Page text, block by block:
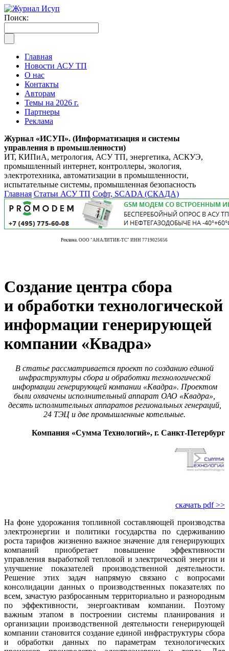
Поиск:
Главная
Новости АСУ ТП
О нас
Контакты
Авторам
Темы на 2026 г.
Партнеры
Реклама
Журнал «ИСУП». (Информатизация и системы
управления в промышленности)
ИТ, КИПиА, метрология, АСУ ТП, энергетика, АСКУЭ,
промышленный интернет, контроллеры, экология,
электротехника, автоматизации в промышленности,
испытательные системы, промышленная безопасность
Главная Статьи АСУ ТП Софт, SCADA (СКАДА)
Реклама. ООО "АНАЛИТИК-ТС" ИНН 7719025656
Создание центра сбора
и обработки технологической
информации генерирующей
компании «Квадра»
В статье рассматривается проект по созданию единой
инфраструктуры сбора и обработки технологической
информации генерирующей компании «Квадра». Проектом
были охвачены исполнительный аппарат ОАО «Квадра»,
десять исполнительных аппаратов региональных генераций,
24 ТЭЦ и две промышленные котельные.
Компания «Сумма Технологий», г. Санкт-Петербург
скачать pdf >>
На фоне удорожания топливной составляющей производства
электроэнергии и политики государства по сдерживанию
роста тарифов жизненно важное значение для генерирующих
компаний при­обретает повышение эффективности
управления выработкой тепловой и электрической энергии и
улучшение показателей производственной деятельности.
Решение этих задач напрямую связано с вопросами
консолидации данных о производственных показателях по
всем, зачастую разбросанным территориально и разнородным
по эффективности, энергоактивам компании. Поэтому
важным этапом в построении системы планирования и
организации производственной деятельности генерирующей
компании становится создание единой инфраструктуры сбора
и обработки данных по параметрам технологических